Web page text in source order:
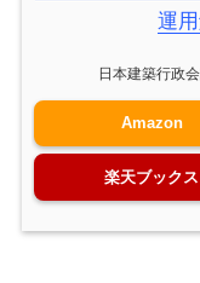
運
日本建築行政
Amazon
楽天ブックス